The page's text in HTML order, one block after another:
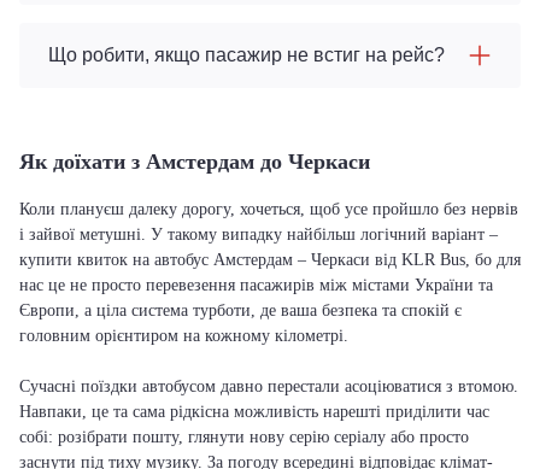
Що робити, якщо пасажир не встиг на рейс?
Як доїхати з Амстердам до Черкаси
Коли плануєш далеку дорогу, хочеться, щоб усе пройшло без нервів
і зайвої метушні. У такому випадку найбільш логічний варіант –
купити квиток на автобус Амстердам – Черкаси від KLR Bus, бо для
нас це не просто перевезення пасажирів між містами України та
Європи, а ціла система турботи, де ваша безпека та спокій є
головним орієнтиром на кожному кілометрі.
Сучасні поїздки автобусом давно перестали асоціюватися з втомою.
Навпаки, це та сама рідкісна можливість нарешті приділити час
собі: розібрати пошту, глянути нову серію серіалу або просто
заснути під тиху музику. За погоду всередині відповідає клімат-